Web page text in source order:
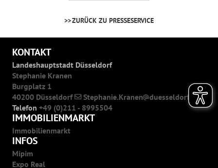
ZURÜCK ZU PRESSESERVICE
KONTAKT
Landeshauptstadt Düsseldorf
Stephanie Kranen
Burgplatz 1
40200 Düsseldorf
Stephanie.Kranen
duesseldorf.de
Telefon +49 (0)211 - 8995504
IMMOBILIENMARKT
Immobilienmarkt
INFOS
Mipim
Expo Real